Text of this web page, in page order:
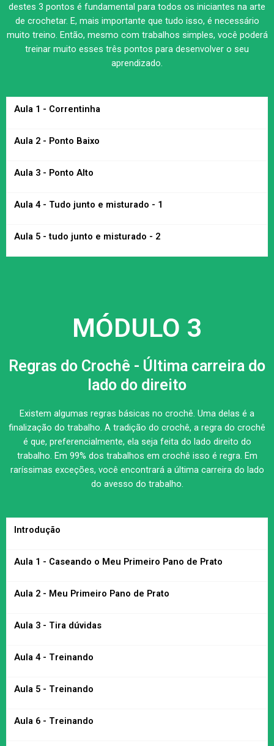
destes 3 pontos é fundamental para todos os iniciantes na arte
de crochetar. E, mais importante que tudo isso, é necessário
muito treino. Então, mesmo com trabalhos simples, você poderá
treinar muito esses três pontos para desenvolver o seu
aprendizado.
Aula 1 - Correntinha
Aula 2 - Ponto Baixo
Aula 3 - Ponto Alto
Aula 4 - Tudo junto e misturado - 1
Aula 5 - tudo junto e misturado - 2
MÓDULO 3
Regras do Crochê - Última carreira do
lado do direito
Existem algumas regras básicas no crochê. Uma delas é a
finalização do trabalho. A tradição do crochê, a regra do crochê
é que, preferencialmente, ela seja feita do lado direito do
trabalho. Em 99% dos trabalhos em crochê isso é regra. Em
raríssimas exceções, você encontrará a última carreira do lado
do avesso do trabalho.
Introdução
Aula 1 - Caseando o Meu Primeiro Pano de Prato
Aula 2 - Meu Primeiro Pano de Prato
Aula 3 - Tira dúvidas
Aula 4 - Treinando
Aula 5 - Treinando
Aula 6 - Treinando